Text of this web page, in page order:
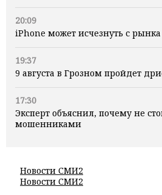
20:09
iPhone может исчезнуть с рынка
19:37
9 августа в Грозном пройдет
17:30
Эксперт объяснил, почему не
мошенниками
Новости СМИ2
Новости СМИ2